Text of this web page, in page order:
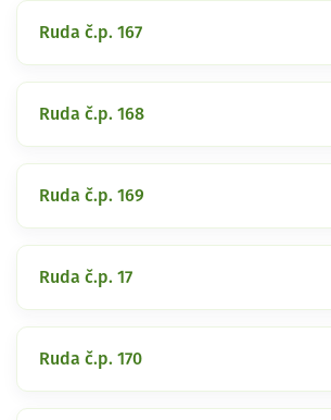
Ruda č.p. 167
Ruda č.p. 168
Ruda č.p. 169
Ruda č.p. 17
Ruda č.p. 170